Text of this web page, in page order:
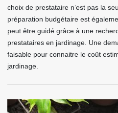
choix de prestataire n’est pas la
préparation budgétaire est
peut être guidé grâce à une
prestataires en jardinage. Une
faisable pour connaitre le coût
jardinage.